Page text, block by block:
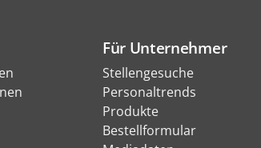
Für Unternehmer
Stellengesuche
Personaltrends
Produkte
Bestellformular